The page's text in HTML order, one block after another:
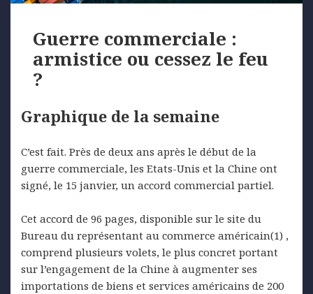
Guerre commerciale :
armistice ou cessez le feu
?
Graphique de la semaine
C’est fait. Près de deux ans après le début de la
guerre commerciale, les Etats-Unis et la Chine ont
signé, le 15 janvier, un accord commercial partiel.
Cet accord de 96 pages, disponible sur le site du
Bureau du représentant au commerce américain(1) ,
comprend plusieurs volets, le plus concret portant
sur l’engagement de la Chine à augmenter ses
importations de biens et services américains de 200